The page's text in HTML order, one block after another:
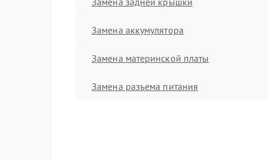
Замена аккумулятора
Замена материнской платы
Замена разъема питания